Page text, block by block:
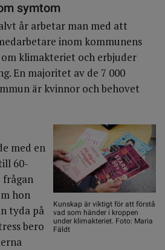
symtom
år arbetar man med att
inom kommunens
klimakteriet och erbjuder
En majoritet av de 7 000
är kvinnor och behovet
Kunskap är viktigt för att förstå
vad som händer i kroppen
under klimakteriet. Foto: Maria
Fäldt
med en
60-
frågan
hon
tyda på
bero